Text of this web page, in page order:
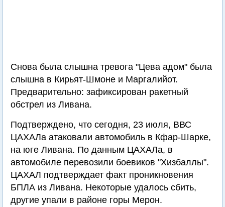
Снова была слышна тревога "Цева адом" была
слышна в Кирьят-Шмоне и Маргалийот.
Предварительно: зафиксирован ракетный
обстрел из Ливана.
Подтверждено, что сегодня, 23 июля, ВВС
ЦАХАЛа атаковали автомобиль в Кфар-Шарке,
на юге Ливана. По данным ЦАХАЛа, в
автомобиле перевозили боевиков "Хизбаллы".
ЦАХАЛ подтверждает факт проникновения
БПЛА из Ливана. Некоторые удалось сбить,
другие упали в районе горы Мерон.